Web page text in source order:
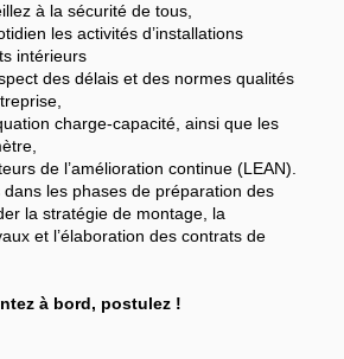
à la sécurité de tous,
les activités d’installations
intérieurs
des délais et des normes qualités
charge-capacité, ainsi que les
de l’amélioration continue (LEAN).
dans les phases de préparation des
la stratégie de montage, la
et l’élaboration des contrats de
à bord, postulez !